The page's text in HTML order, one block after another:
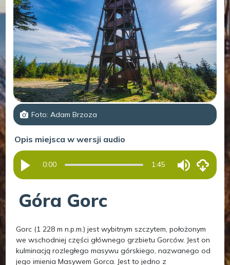
Foto: Adam Brzoza
Opis miejsca w wersji audio
0:00 1:45
Góra Gorc
Gorc (1 228 m n.p.m.) jest wybitnym szczytem, położonym
we wschodniej części głównego grzbietu Gorców. Jest on
kulminacją rozległego masywu górskiego, nazwanego od
jego imienia Masywem Gorca. Jest to jedno z